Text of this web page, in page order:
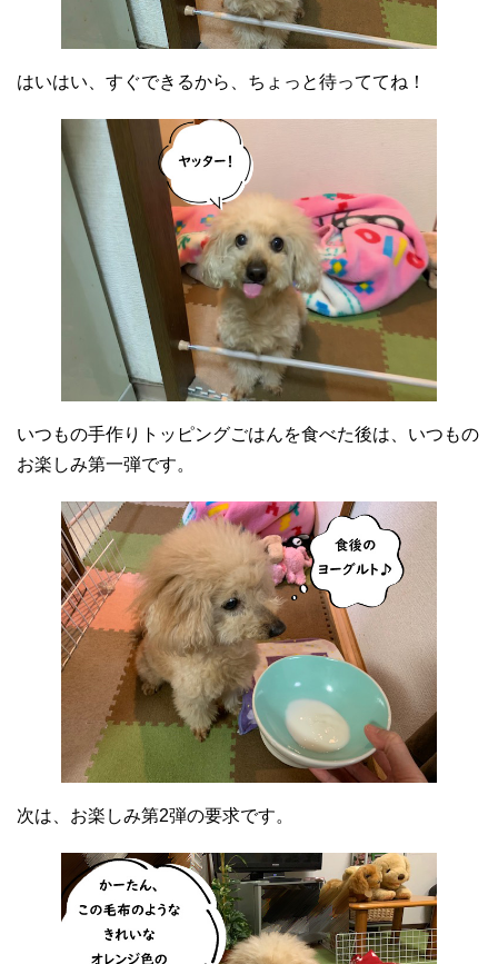
はいはい、すぐできるから、ちょっと待っててね！
いつもの手作りトッピングごはんを食べた後は、いつもの
お楽しみ第一弾です。
次は、お楽しみ第2弾の要求です。